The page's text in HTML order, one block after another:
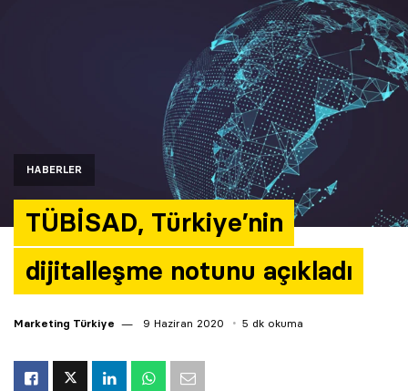
HABERLER
TÜBİSAD, Türkiye’nin
dijitalleşme notunu açıkladı
Marketing Türkiye 9 Haziran 2020 5 dk okuma